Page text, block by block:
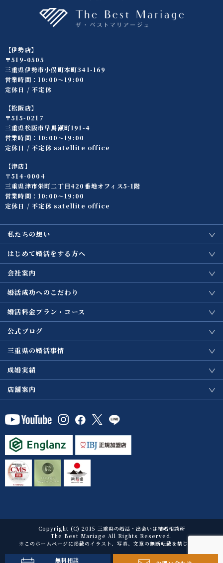
【伊勢店】
〒519-0505
三重県伊勢市小俣町本町341-169
営業時間：10:00〜19:00
定休日 / 不定休
【松阪店】
〒515-0217
三重県松阪市早馬瀬町191-4
営業時間：10:00〜19:00
定休日 / 不定休 satellite office
【津店】
〒514-0004
三重県津市栄町二丁目420番地オフィス5-1階
営業時間：10:00〜19:00
定休日 / 不定休 satellite office
私たちの想い
はじめて婚活をする方へ
会社案内
婚活成功へのこだわり
婚活料金プラン・コース
公式ブログ
三重県の婚活事情
成婚実績
店舗案内
Copyright (C) 2015 三重県の婚活・出会いは結婚相談所
The Best Mariage All Rights Reserved.
※このホームページに掲載のイラスト、写真、文章の無断転載を禁じます。
無料相談